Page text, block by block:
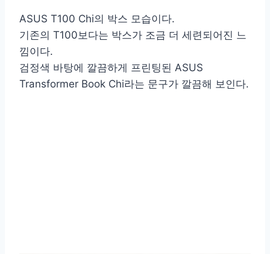
ASUS T100 Chi의 박스 모습이다.
기존의 T100보다는 박스가 조금 더 세련되어진 느
낌이다.
검정색 바탕에 깔끔하게 프린팅된 ASUS
Transformer Book Chi라는 문구가 깔끔해 보인다.